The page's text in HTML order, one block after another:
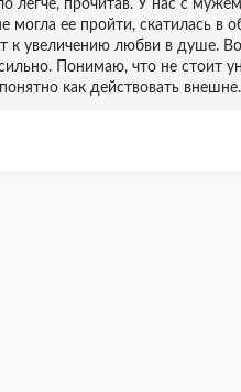
легче, прочитав. У нас с
ее пройти, скатилась в
к увеличению любви в душе.
Понимаю, что не стоит
как действовать внешне.